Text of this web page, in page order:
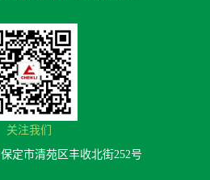
关注我们
定市清苑区丰收北街252号